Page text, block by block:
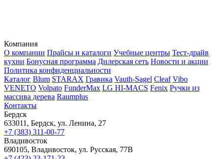
Компания
О компании Прайсы и каталоги Учебные центры Тест-драйв
кухни Бонусная программа Дилерская сеть Новости и акции
Политика конфиденциальности
Каталог Blum STARAX Гравика Vauth-Sagel Cleaf Vibo
VENETO Volpato FunderMax LG HI-MACS Fenix Ручки из
массива дерева Raumplus
Контакты
Бердск
633011, Бердск, ул. Ленина, 27
+7 (383) 311-00-77
Владивосток
690105, Владивосток, ул. Русская, 77В